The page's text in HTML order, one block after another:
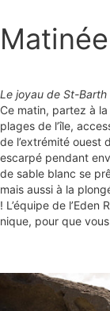
Le joyau de St-Barth
Ce matin, partez à
plages de l’île,
de l’extrémité ouest
escarpé pendant
de sable blanc se
mais aussi à la
! L’équipe de